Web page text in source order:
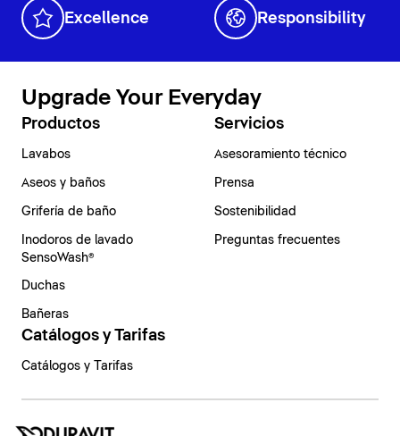
Excellence Responsibility
Upgrade Your Everyday
Productos
Lavabos
Aseos y baños
Grifería de baño
Inodoros de lavado
SensoWash®
Duchas
Bañeras
Servicios
Asesoramiento técnico
Prensa
Sostenibilidad
Preguntas frecuentes
Catálogos y Tarifas
Catálogos y Tarifas